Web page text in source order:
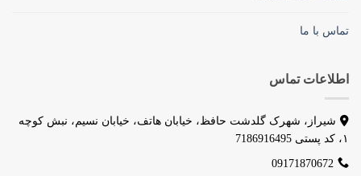
تماس با ما
اطلاعات تماس
شیراز، شهرک گلدشت حافظ، خیابان هاتف، خیابان نسیم، نبش کوچه
۱، کد پستی 7186916495
09171870672